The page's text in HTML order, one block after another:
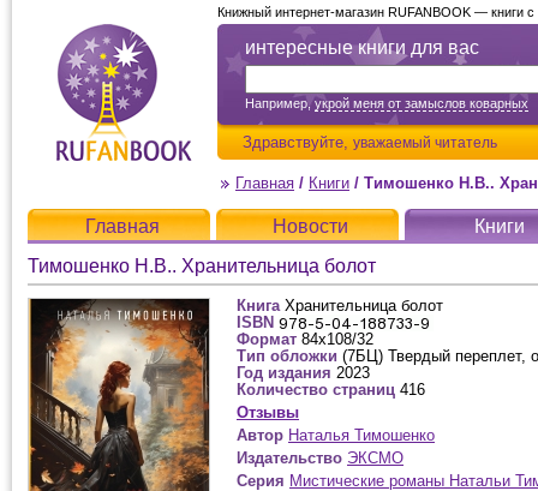
интересные книги для вас
Например,укрой меня от замыслов коварных
Здравствуйте, уважаемый читатель
Книжный интернет-магазин RUFANBOOK — книги
Главная / Книги / Тимошенко Н.В..
Главная Новости
Книги
Тимошенко Н.В.. Хранительница болот
Книга Хранительница болот
ISBN
Формат 84x108/32
Тип обложки (7БЦ) Твердый переплет,
Год издания 2023
Количество страниц 416
Отзывы
Автор Наталья Тимошенко
Издательство ЭКСМО
Серия Мистические романы Натальи